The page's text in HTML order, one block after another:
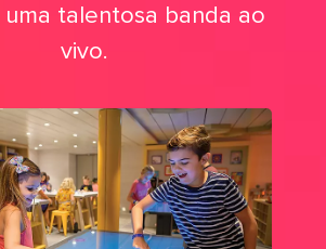
talentosa banda ao
vivo.